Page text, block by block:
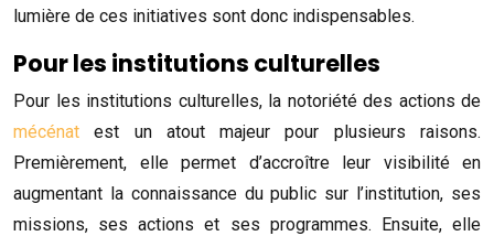
lumière de ces initiatives sont donc indispensables.
Pour les institutions culturelles
Pour les institutions culturelles, la notoriété des actions de
mécénatest un atout majeur pour plusieurs raisons.
Premièrement, elle permet d’accroître leur visibilité en
augmentant la connaissance du public sur l’institution, ses
missions, ses actions et ses programmes. Ensuite, elle